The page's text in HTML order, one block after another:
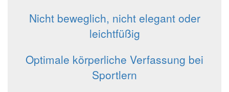
Nicht beweglich, nicht elegant oder
leichtfüßig
Optimale körperliche Verfassung bei
Sportlern